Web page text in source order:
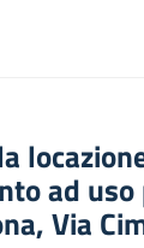
ad
Via